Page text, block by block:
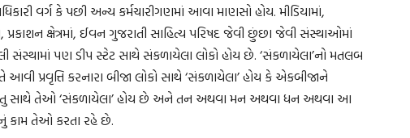
વર્ગ કે પછી અન્ય કર્મચારીગણમાં આવા માણસો હોય. મીડિયામાં,
પ્રકાશન ક્ષેત્રમાં, ઈવન ગુજરાતી સાહિત્ય પરિષદ જેવી છુંછા જેવી સંસ્થાઓમાં
સંસ્થામાં પણ ડીપ સ્ટેટ સાથે સંકળાયેલા લોકો હોય છે. ‘સંકળાયેલા’નો મતલબ
પ્રવૃત્તિ કરનારા બીજા લોકો સાથે ‘સંકળાયેલા’ હોય કે એકબીજાને
સાથે તેઓ ‘સંકળાયેલા’ હોય છે અને તન અથવા મન અથવા ધન અથવા આ
કામ તેઓ કરતા રહે છે.